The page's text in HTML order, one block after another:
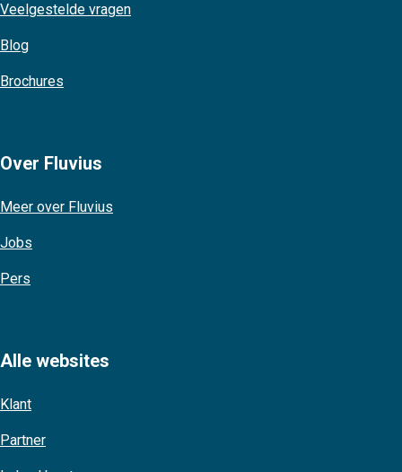
Veelgestelde vragen
Blog
Brochures
Over Fluvius
Meer over Fluvius
Jobs
Pers
Alle websites
Klant
Partner